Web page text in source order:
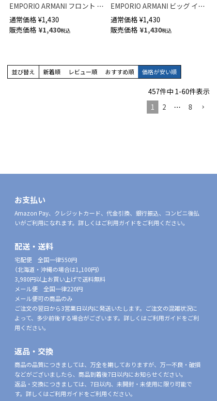
EMPORIO ARMANI フロント マ
ンガベア スニーカー丈 カジュ
アル ソックス メンズ 02322401
通常価格 ¥1,430
販売価格 ¥1,430税込
EMPORIO ARMANI ビッグ イー
グル リンクス ミドル丈 カジュ
アル ソックス メンズ 日本製
02342444
通常価格 ¥1,430
販売価格 ¥1,430税込
並び替え 新着順 レビュー順 おすすめ順 価格が安い順
457件中 1-60件表示
1
2 … 8
お支払い
Amazon Pay、クレジットカード、代金引換、銀行振込、コンビニ後払
いがご利用になれます。詳しくはご利用ガイドをご利用ください。
配送・送料
宅配便 全国一律550円
（北海道・沖縄の場合は1,100円）
3,980円以上お買い上げで送料無料
メール便 全国一律220円
メール便可の商品のみ
ご注文の翌日から3営業日以内に発送いたします。ご注文の混雑状況に
よって、多少前後する場合がございます。詳しくはご利用ガイドをご利
用ください。
返品・交換
商品の品質につきましては、万全を期しておりますが、万一不良・破損
などがございましたら、商品到着後7日以内にお知らせください。
返品・交換につきましては、7日以内、未開封・未使用に限り可能で
す。詳しくはご利用ガイドをご利用ください。